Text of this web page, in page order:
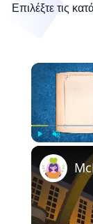
Επιλέξτε τις